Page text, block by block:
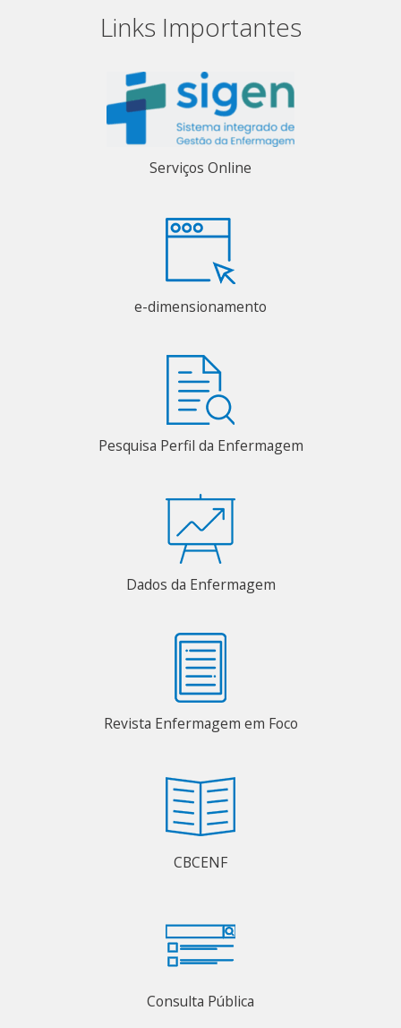
Links Importantes
Serviços Online
e-dimensionamento
Pesquisa Perfil da Enfermagem
Dados da Enfermagem
Revista Enfermagem em Foco
CBCENF
Consulta Pública